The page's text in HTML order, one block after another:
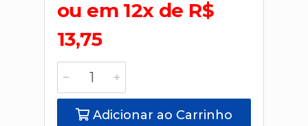
ou em 12x de R$
13,75
Adicionar ao Carrinho